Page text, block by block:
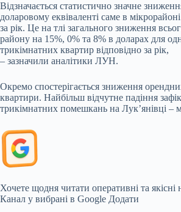
Відзначається статистично значне
доларовому еквіваленті саме в
за рік. Це на тлі загального зниження
району на 15%, 0% та 8% в доларах для
трикімнатних квартир відповідно за рік,
– зазначили аналітики ЛУН.
Окремо спостерігається зниження
квартири. Найбільш відчутне падіння
трикімнатних помешкань на Лук’янівці –
Хочете щодня читати оперативні та якісні
Канал у вибрані в Google Додати